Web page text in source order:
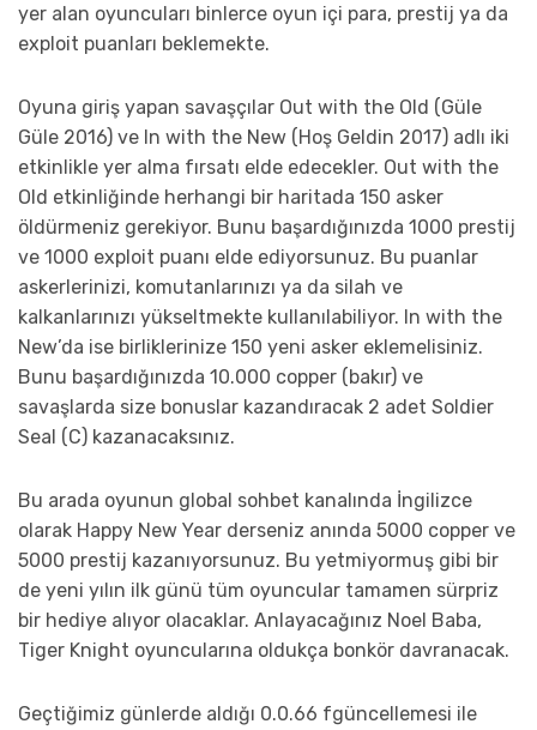
yer alan oyuncuları binlerce oyun içi para, prestij ya da
exploit puanları beklemekte.
Oyuna giriş yapan savaşçılar Out with the Old (Güle
Güle 2016) ve In with the New (Hoş Geldin 2017) adlı iki
etkinlikle yer alma fırsatı elde edecekler. Out with the
Old etkinliğinde herhangi bir haritada 150 asker
öldürmeniz gerekiyor. Bunu başardığınızda 1000 prestij
ve 1000 exploit puanı elde ediyorsunuz. Bu puanlar
askerlerinizi, komutanlarınızı ya da silah ve
kalkanlarınızı yükseltmekte kullanılabiliyor. In with the
New’da ise birliklerinize 150 yeni asker eklemelisiniz.
Bunu başardığınızda 10.000 copper (bakır) ve
savaşlarda size bonuslar kazandıracak 2 adet Soldier
Seal (C) kazanacaksınız.
Bu arada oyunun global sohbet kanalında İngilizce
olarak Happy New Year derseniz anında 5000 copper ve
5000 prestij kazanıyorsunuz. Bu yetmiyormuş gibi bir
de yeni yılın ilk günü tüm oyuncular tamamen sürpriz
bir hediye alıyor olacaklar. Anlayacağınız Noel Baba,
Tiger Knight oyuncularına oldukça bonkör davranacak.
Geçtiğimiz günlerde aldığı 0.0.66 fgüncellemesi ile